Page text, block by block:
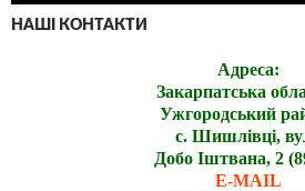
НАШІ КОНТАКТИ
Адреса:
Закарпатська
Ужгородський
с. Шишлівці,
Добо Іштвана, 2
E-MAIL